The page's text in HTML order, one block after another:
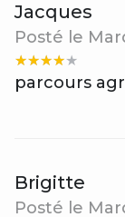
Jacques
Posté le
parcours
Brigitte
Posté le